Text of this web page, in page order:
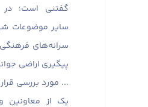
گفتنی است؛ در
سایر موضوعات
سرانه‌های
پیگیری اراضی
... مورد بررسی
یک از معاونین